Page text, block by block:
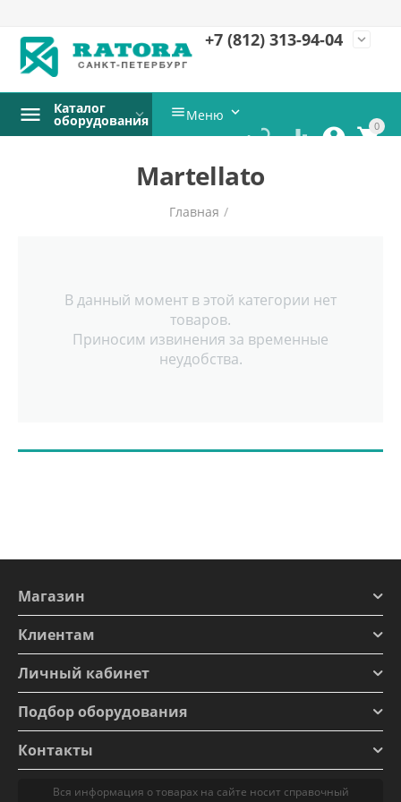
+7 (812) 313-94-04 expand_more
0


 
Каталог
оборудования Меню 
Martellato
Главная /
В данный момент в этой категории нет
товаров.
Приносим извинения за временные
неудобства.
Магазин
Клиентам
Личный кабинет
Подбор оборудования
Контакты
Вся информация о товарах на сайте носит справочный